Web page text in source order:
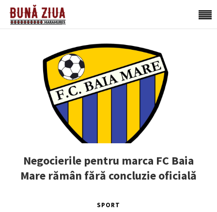
Negocierile pentru marca FC Baia
Mare rămân fără concluzie oficială
SPORT